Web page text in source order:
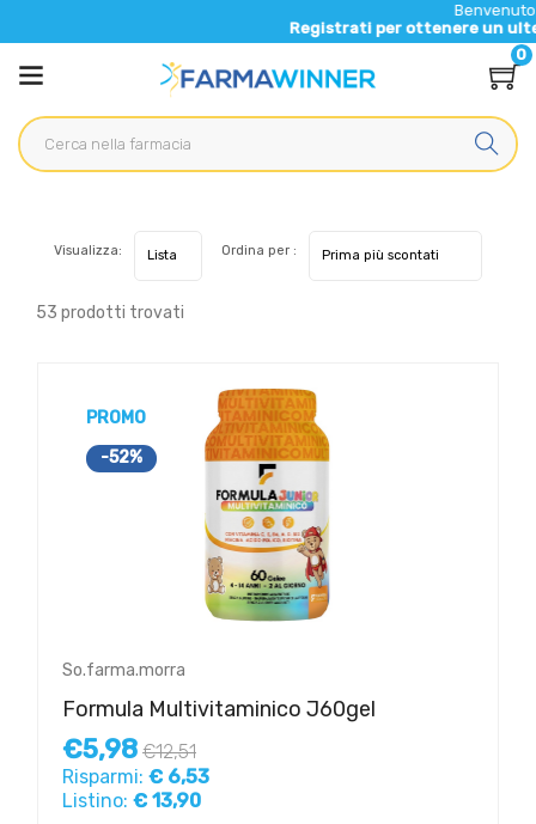
Benvenuto nel nuovo
Registrati per ottenere un ulteriore 5%
0
53 prodotti trovati
Visualizza: Ordina per :
PROMO
-52%
So.farma.morra
Formula Multivitaminico J60gel
€5,98 €12,51
Risparmi: € 6,53
Listino: € 13,90